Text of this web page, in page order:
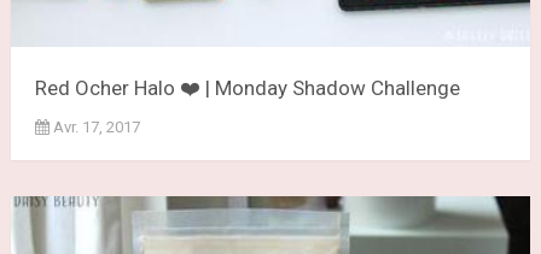
Red Ocher Halo ❤️ | Monday Shadow Challenge
Avr. 17, 2017